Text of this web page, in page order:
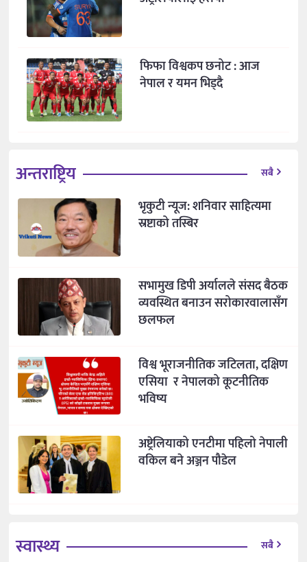
फिफा विश्वकप छनोट : आज
नेपाल र यमन भिड्दै
अन्तराष्ट्रिय सबै
भृकुटी न्यूज: शनिवार साहित्यमा
स्रष्टाको तस्बिर
सभामुख डिपी अर्यालले संसद बैठक
व्यवस्थित बनाउन सरोकारवालासँग
छलफल
विश्व भूराजनीतिक जटिलता, दक्षिण
एसिया र नेपालको कूटनीतिक
भविष्य
अष्ट्रेलियाको एनटीमा पहिलो नेपाली
वकिल बने अञ्जन पौडेल
स्वास्थ्य सबै